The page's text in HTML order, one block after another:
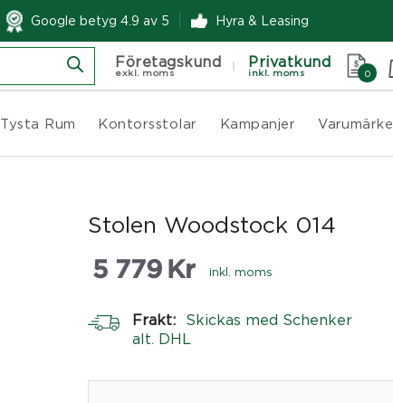
Google betyg 4.9 av 5 Hyra & Leasing
Företagskund
exkl. moms
Privatkund
inkl. moms 0
Tysta Rum Kontorsstolar Kampanjer
Stolen Woodstock 014
5 779 Kr inkl. moms
Frakt:
Skickas med Schenker
alt. DHL